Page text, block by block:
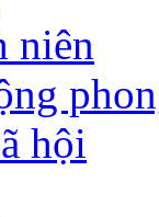
niên
hội